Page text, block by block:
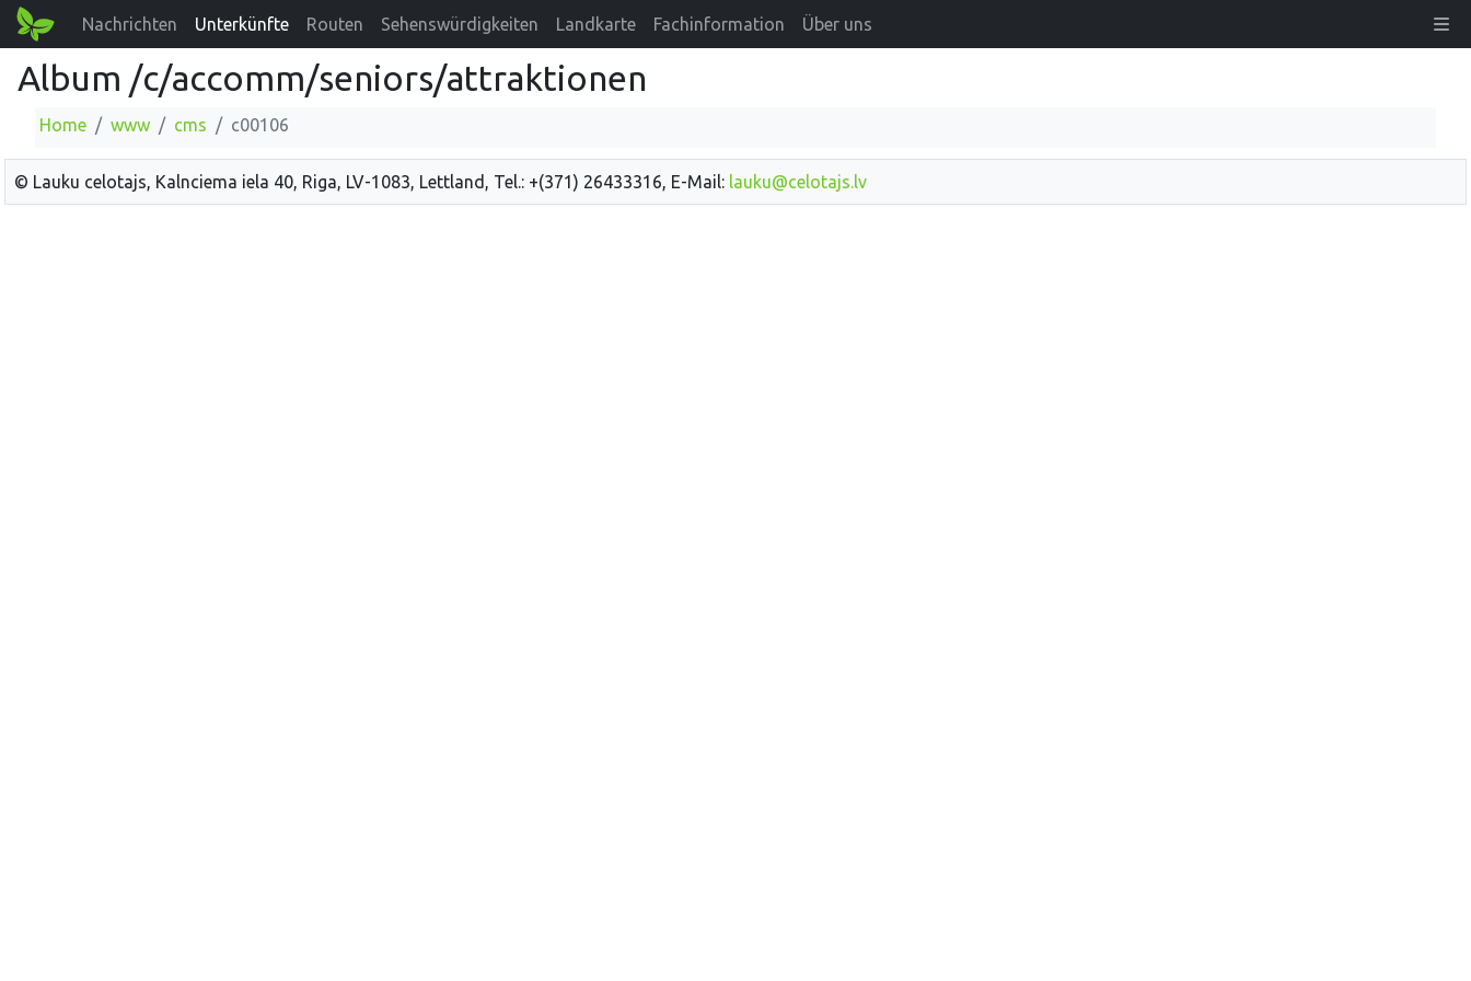
Nachrichten Unterkünfte Routen Sehenswürdigkeiten Landkarte Fachinformation Über uns
Album /c/accomm/seniors/attraktionen
Home www cms c00106
© Lauku celotajs, Kalnciema iela 40, Riga, LV-1083, Lettland, Tel.: +(371) 26433316, E-Mail: lauku@celotajs.lv